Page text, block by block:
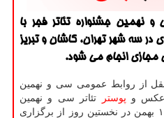
جشنواره تئاتر فجر با
حضوری در سه شهر تهران، کاشان و تبریز
مجازی انجام می شود.
از روابط عمومی سی و نهمین
عکس و پوستر
تئاتر سی و نهمین
جشنواره تئاتر فجر فردا شنبه ۱۱ بهمن در نخستین روز از برگزاری